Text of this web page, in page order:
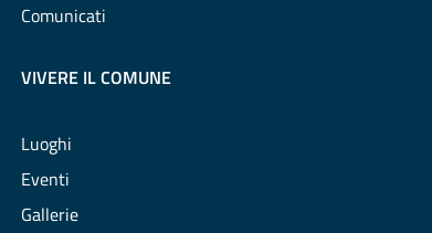
Comunicati
VIVERE IL COMUNE
Luoghi
Eventi
Gallerie